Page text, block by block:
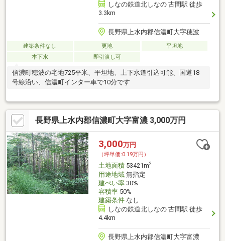
しなの鉄道北しなの 古間駅 徒歩
3.3km
長野県上水内郡信濃町大字穂波
建築条件なし 更地
平坦地
本下水
即引渡し可
信濃町穂波の宅地725平米、平坦地、上下水道引込可能、国道18
号線沿い、信濃町インター車で10分です
長野県上水内郡信濃町大字富濃 3,000万円
3,000万円
（坪単価:0.19万円）
土地面積53421m2
用途地域無指定
建ぺい率30%
容積率50%
建築条件なし
しなの鉄道北しなの 古間駅 徒歩
4.4km
長野県上水内郡信濃町大字富濃